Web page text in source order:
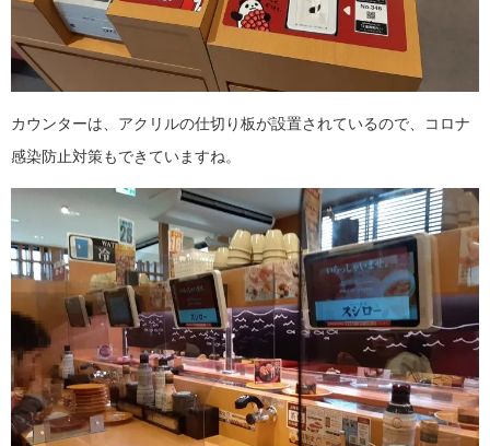
カウンターは、アクリルの仕切り板が設置されているので、コロナ
感染防止対策もできていますね。